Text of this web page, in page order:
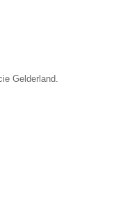
Gelderland.